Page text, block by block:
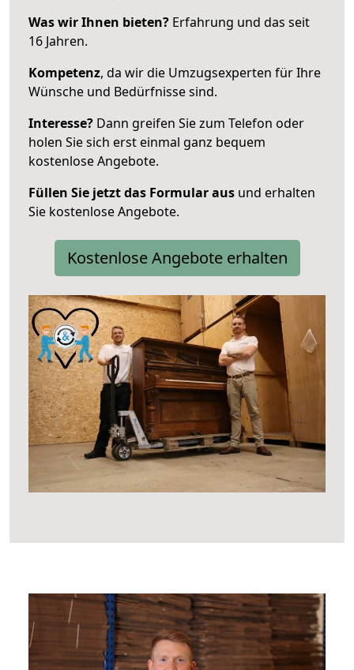
Was wir Ihnen bieten? Erfahrung und das seit
16 Jahren.
Kompetenz, da wir die Umzugsexperten für Ihre
Wünsche und Bedürfnisse sind.
Interesse? Dann greifen Sie zum Telefon oder
holen Sie sich erst einmal ganz bequem
kostenlose Angebote.
Füllen Sie jetzt das Formular aus und erhalten
Sie kostenlose Angebote.
Kostenlose Angebote erhalten